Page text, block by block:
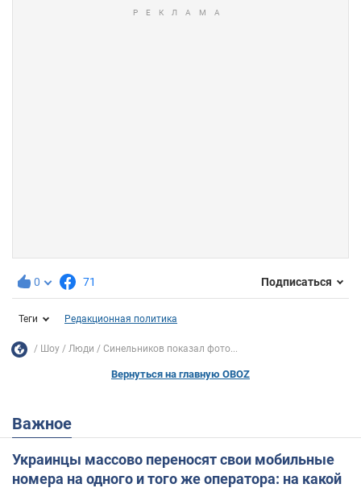
0 71 Подписаться
Теги Редакционная политика
Шоу Люди Синельников показал фото...
Вернуться на главную OBOZ
Важное
Украинцы массово переносят свои мобильные
номера на одного и того же оператора: на какой